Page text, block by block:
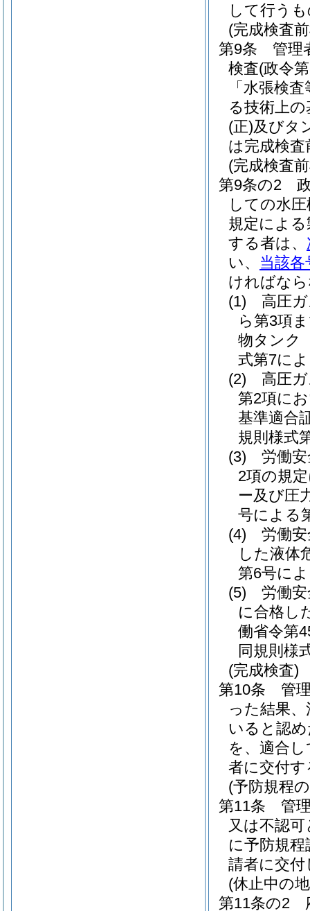
して行う
(完成検査
第9条
管理
検査(政令
「水張検
る技術上
(正)及びタ
は完成検
(完成検査
第9条の2
しての水
規定によ
する者は、
い、 当該各
ければな
(1)
高圧
ら第3項
物タンク
式第7に
(2)
高圧
第2項に
基準適合
規則様式
(3)
労働
2項の規
ー及び圧
号による
(4)
労働
した液体
第6号に
(5)
労働
に合格し
働省令第
同規則様
(完成検査)
第10条
管
った結果
いると認
を、適合
者に交付
(予防規程
第11条
管
又は不認
に予防規
請者に交
(休止中の
第11条の2